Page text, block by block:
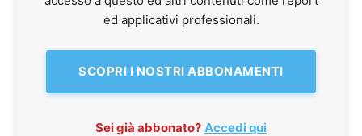
ed applicativi professionali.
SCOPRI I NOSTRI ABBONAMENTI
Sei già abbonato? Accedi qui